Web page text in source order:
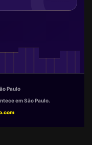
Paulo
em São Paulo.